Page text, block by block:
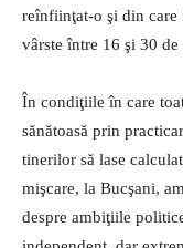
reînfiinţat-o şi din
vârste între 16 şi 30 de
În condiţiile în care
sănătoasă prin
tinerilor să lase
mişcare, la Bucşani,
despre ambiţiile